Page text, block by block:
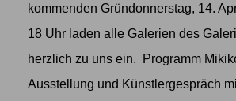
kommenden Gründonnerstag, 14.
18 Uhr laden alle Galerien des
herzlich zu uns ein. Programm
Ausstellung und Künstlergespräch